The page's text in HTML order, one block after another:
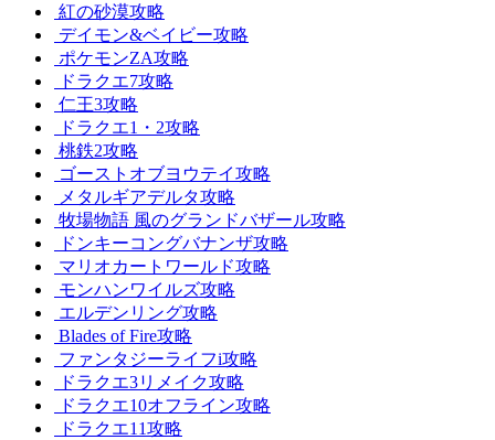
紅の砂漠攻略
デイモン&ベイビー攻略
ポケモンZA攻略
ドラクエ7攻略
仁王3攻略
ドラクエ1・2攻略
桃鉄2攻略
ゴーストオブヨウテイ攻略
メタルギアデルタ攻略
牧場物語 風のグランドバザール攻略
ドンキーコングバナンザ攻略
マリオカートワールド攻略
モンハンワイルズ攻略
エルデンリング攻略
Blades of Fire攻略
ファンタジーライフi攻略
ドラクエ3リメイク攻略
ドラクエ10オフライン攻略
ドラクエ11攻略